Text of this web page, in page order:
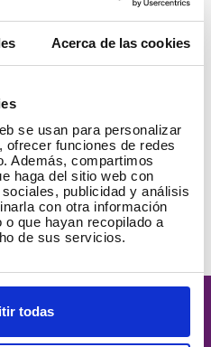
Acerca de las cookies
se usan para personalizar
funciones de redes
Además, compartimos
haga del sitio web con
publicidad y análisis
con otra información
que hayan recopilado a
de sus servicios.
todas
para qué sirve con